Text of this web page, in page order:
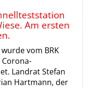
Am ersten
vom BRK
Landrat Stefan
Hartmann, der